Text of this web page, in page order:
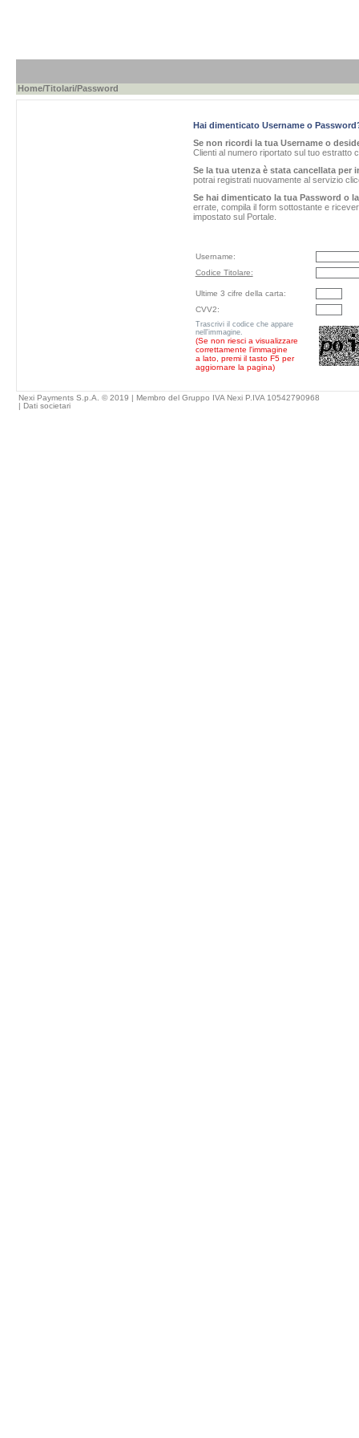
Home/Titolari/Password
Hai dimenticato Username o
Se non ricordi la tua Username o
Clienti al numero riportato sul tuo estratto
Se la tua utenza è stata cancellata per
potrai registrati nuovamente al servizio
Se hai dimenticato la tua Password o
errate, compila il form sottostante e
impostato sul Portale.
Username:
Codice Titolare:
Ultime 3 cifre della carta:
CVV2:
Trascrivi il codice che appare
nell'immagine.
(Se non riesci a visualizzare
correttamente l'immagine
a lato, premi il tasto F5 per
aggiornare la pagina)
Nexi Payments S.p.A. © 2019 | Membro del Gruppo IVA Nexi P.IVA 10542790968
| Dati societari